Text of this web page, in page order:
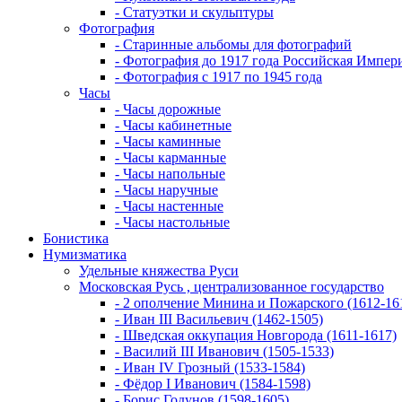
- Статуэтки и скульптуры
Фотография
- Старинные альбомы для фотографий
- Фотография до 1917 года Российская
- Фотография с 1917 по 1945 года
Часы
- Часы дорожные
- Часы кабинетные
- Часы каминные
- Часы карманные
- Часы напольные
- Часы наручные
- Часы настенные
- Часы настольные
Бонистика
Нумизматика
Удельные княжества Руси
Московская Русь , централизованное государство
- 2 ополчение Минина и Пожарского (1612-
- Иван III Васильевич (1462-1505)
- Шведская оккупация Новгорода (1611-1617)
- Василий III Иванович (1505-1533)
- Иван IV Грозный (1533-1584)
- Фёдор I Иванович (1584-1598)